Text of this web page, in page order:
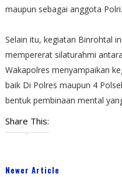
maupun sebagai anggota Polri.
Selain itu, kegiatan Binrohtal
mempererat silaturahmi
Wakapolres menyampaikan
baik Di Polres maupun 4
bentuk pembinaan mental
Share This:
Newer Article